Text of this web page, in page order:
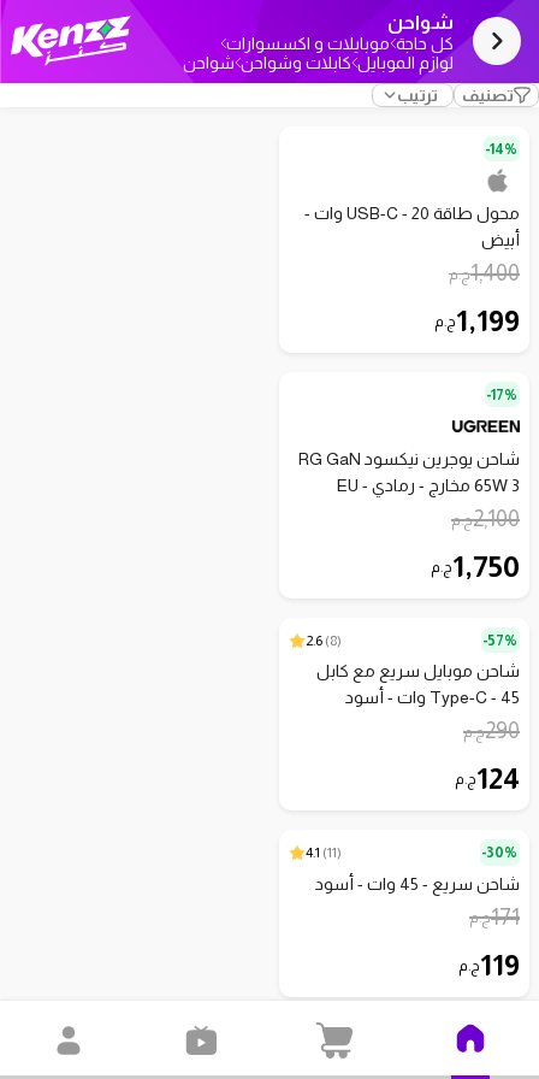
شواحن
كل حاجة موبايلات و اكسسوارات
لوازم الموبايل كابلات وشواحن شواحن
تصنيف
ترتيب
14%-
محول طاقة USB-C - 20 وات -
أبيض
1,400ج.م
1,199ج.م
17%-
شاحن يوجرين نيكسود RG GaN
65W 3 مخارج - رمادي - EU
2,100ج.م
1,750ج.م
57%-
(
8
)
2.6
شاحن موبايل سريع مع كابل
Type-C - 45 وات - أسود
290ج.م
124ج.م
30%-
(
11
)
4.1
شاحن سريع - 45 وات - أسود
171ج.م
119ج.م
)